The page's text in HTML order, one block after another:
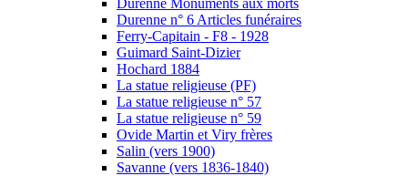
Durenne n° 6 Articles funéraires
Ferry-Capitain - F8 - 1928
Guimard Saint-Dizier
Hochard 1884
La statue religieuse (PF)
La statue religieuse n° 57
La statue religieuse n° 59
Ovide Martin et Viry frères
Salin (vers 1900)
Savanne (vers 1836-1840)